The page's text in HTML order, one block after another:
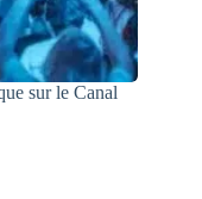
sur le Canal